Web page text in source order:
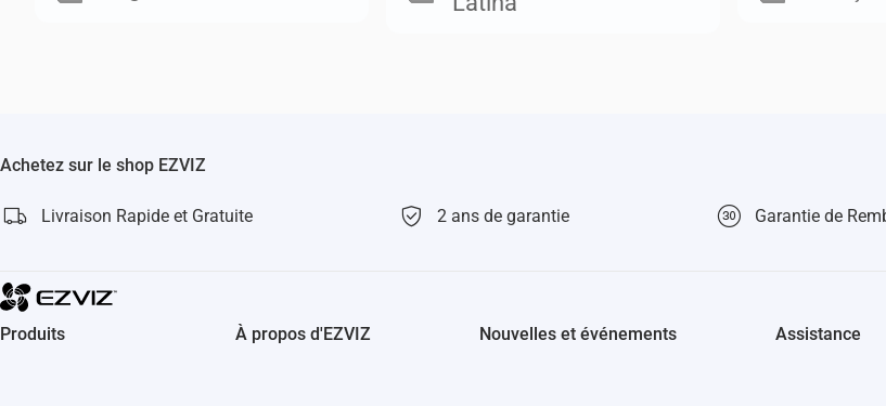
Achetez sur le shop EZVIZ
Livraison Rapide et Gratuite 2 ans de garantie Garantie de
Produits À propos d'EZVIZ Nouvelles et événements Assistance